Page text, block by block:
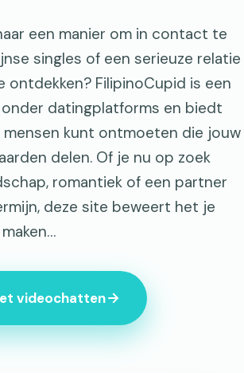
een manier om in contact te
singles of een serieuze relatie
ontdekken? FilipinoCupid is een
datingplatforms en biedt
mensen kunt ontmoeten die jouw
delen. Of je nu op zoek
romantiek of een partner
deze site beweert het je
videochatten